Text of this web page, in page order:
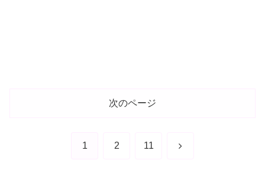
次のページ
1 2 11 次